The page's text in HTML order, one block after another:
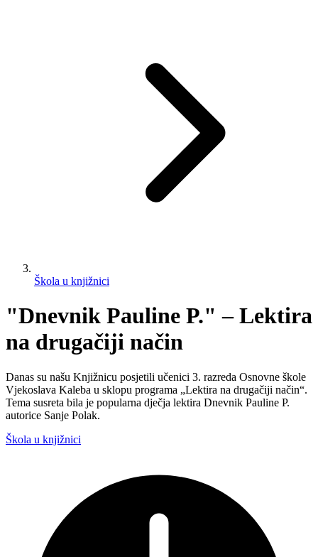
Škola u knjižnici
"Dnevnik Pauline P." – Lektira
na drugačiji način
Danas su našu Knjižnicu posjetili učenici 3. razreda Osnovne škole
Vjekoslava Kaleba u sklopu programa „Lektira na drugačiji način“.
Tema susreta bila je popularna dječja lektira Dnevnik Pauline P.
autorice Sanje Polak.
Škola u knjižnici